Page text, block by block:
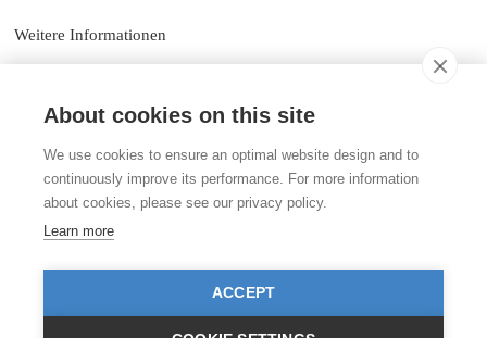
Weitere Informationen
Liste der kantonalen Meldestellen für Findeltiere der STMZ
Stiftung für das Tier im Recht (TIR)
Rigistrasse 9
CH - 8006 Zürich
info@tierimrecht.org
Ihre Spende kann von den Steuern abgezogen werden.
IBAN: CH17 0900 0000 8770 0700 7, PostFinance CHF
About cookies on this site
We use cookies to ensure an optimal website design and to
continuously improve its performance. For more information
about cookies, please see our privacy policy.
Learn more
ACCEPT